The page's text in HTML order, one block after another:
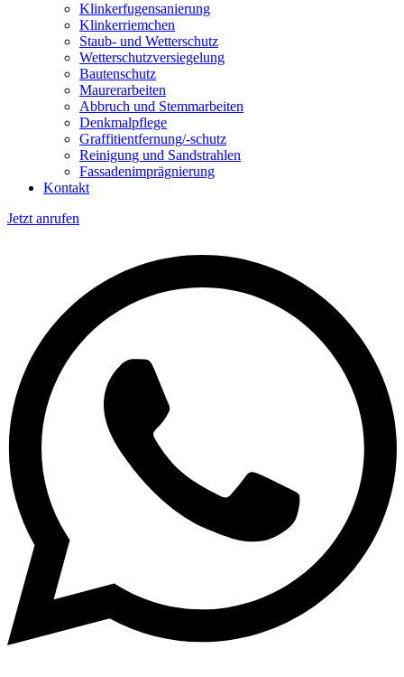
Klinkerfugensanierung
Klinkerriemchen
Staub- und Wetterschutz
Wetterschutzversiegelung
Bautenschutz
Maurerarbeiten
Abbruch und Stemmarbeiten
Denkmalpflege
Graffitientfernung/-schutz
Reinigung und Sandstrahlen
Fassadenimprägnierung
Kontakt
Jetzt anrufen